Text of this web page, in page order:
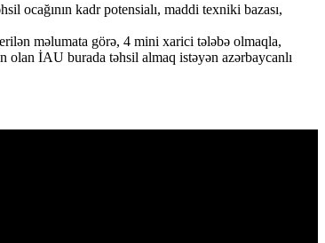
ocağının kadr potensialı, maddi texniki bazası,
məlumata görə, 4 mini xarici tələbə olmaqla,
olan İAU burada təhsil almaq istəyən azərbaycanlı